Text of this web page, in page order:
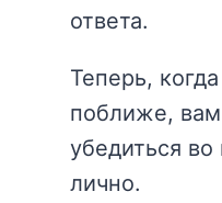
ответа.
Теперь,
поближе, вам
убедиться
лично.